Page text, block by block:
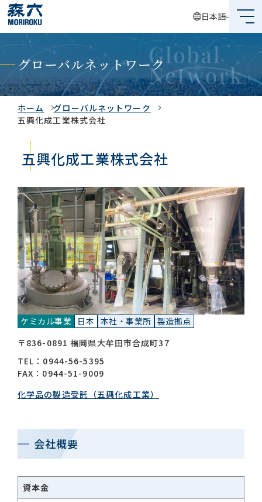
日本語
森六って何？
企業情報
事業内容
投資家情報
採用情報
グローバルネットワーク
お問い合わせ一覧
おすすめキーワード
#グローバルネットワーク
グローバルネットワーク
ホーム
グローバルネットワーク
五興化成工業株式会社
五興化成工業株式会社
ケミカル事業 日本 本社・事業所 製造拠点
〒836-0891 福岡県大牟田市合成町37
TEL：0944-56-5395
FAX：0944-51-9009
化学品の製造受託（五興化成工業）
会社概要
資本金